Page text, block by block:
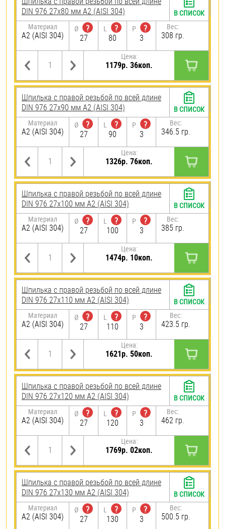
DIN 976 27х80 мм А2 (AISI 304)
Материал
А2 (AISI 304)
Ø
?
27
L
?
80
P
?
3
Вес:
308 гр.
Цена:
1179р. 36коп.
В СПИСОК
Шпилька с правой резьбой по всей длине
DIN 976 27х90 мм А2 (AISI 304)
Материал
А2 (AISI 304)
Ø
?
27
L
?
90
P
?
3
Вес:
346.5 гр.
Цена:
1326р. 76коп.
В СПИСОК
Шпилька с правой резьбой по всей длине
DIN 976 27х100 мм А2 (AISI 304)
Материал
А2 (AISI 304)
Ø
?
27
L
?
100
P
?
3
Вес:
385 гр.
Цена:
1474р. 10коп.
В СПИСОК
Шпилька с правой резьбой по всей длине
DIN 976 27х110 мм А2 (AISI 304)
Материал
А2 (AISI 304)
Ø
?
27
L
?
110
P
?
3
Вес:
423.5 гр.
Цена:
1621р. 50коп.
В СПИСОК
Шпилька с правой резьбой по всей длине
DIN 976 27х120 мм А2 (AISI 304)
Материал
А2 (AISI 304)
Ø
?
27
L
?
120
P
?
3
Вес:
462 гр.
Цена:
1769р. 02коп.
В СПИСОК
Шпилька с правой резьбой по всей длине
DIN 976 27х130 мм А2 (AISI 304)
Материал
А2 (AISI 304)
Ø
?
27
L
?
130
P
?
3
Вес:
500.5 гр.
В СПИСОК